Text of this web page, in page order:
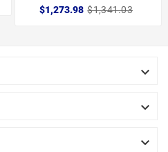
$1,273.98 $1,341.03


